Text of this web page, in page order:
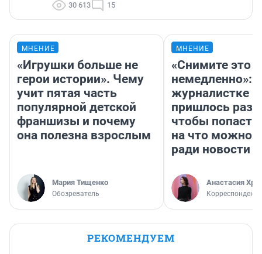
30 613 15
МНЕНИЕ
«Игрушки больше не
герои истории». Чему
учит пятая часть
популярной детской
франшизы и почему
она полезна взрослым
Мария Тищенко
Обозреватель
МНЕНИЕ
«Снимите это
немедленно»:
журналистке
пришлось
чтобы попасть
на что можно
ради новости
Анастасия
Корреспондент
РЕКОМЕНДУЕМ